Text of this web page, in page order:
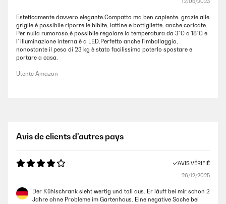
Esteticamente davvero elegante.Compatto ma ben capiente, grazie alle
griglie è possibile riporre le bibite, lattine e bottigliette, anche coricate.
Per nulla rumoroso,è possibile regolare la temperatura da 3°C a 18°C e
l' illuminazione interna è a LED.Perfetto anche l'imballaggio,
nonostante il peso di 23 kg è stato facilissimo poterlo spostare e
portare a casa.
Utente Amazon
Avis de clients d'autres pays
AVIS VÉRIFIÉ
26/12/2025
Der Kühlschrank sieht wertig und toll aus. Er läuft bei mir schon 2
Jahre ohne Probleme im Gartenhaus. Eine negative Sache bei